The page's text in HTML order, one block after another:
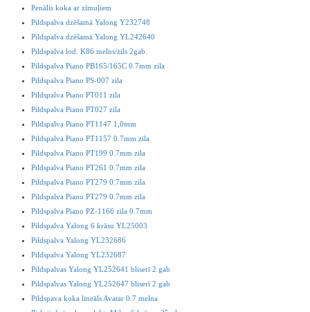
Penālis koka ar zīmuļiem
Pildspalva dzēšamā Yalong Y232748
Pildspalva dzēšamā Yalong YL242640
Pildspalva lod. K86 melns/zils 2gab.
Pildspalva Piano PB165/165C 0.7mm zila
Pildspalva Piano PS-007 zila
Pildspalva Piano PT011 zila
Pildspalva Piano PT027 zila
Pildspalva Piano PT1147 1,0mm
Pildspalva Piano PT1157 0.7mm zila
Pildspalva Piano PT199 0.7mm zila
Pildspalva Piano PT261 0.7mm zila
Pildspalva Piano PT279 0.7mm zila
Pildspalva Piano PT279 0.7mm zila
Pildspalva Piano PZ-1166 zila 0.7mm
Pildspalva Yalong 6 krāsu YL25003
Pildspalva Yalong YL232686
Pildspalva Yalong YL232687
Pildspalvas Yalong YL252641 bliserī 2 gab
Pildspalvas Yalong YL252647 bliserī 2 gab
Pildspava koka lineāls Avatar 0.7 melna